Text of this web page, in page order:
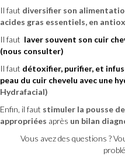
Il faut diversifier son
acides gras essentiels, en
Il faut laver souvent son cuir
(nous consulter)
Il faut détoxifier, purifier, et
peau du cuir chevelu avec une
Hydrafacial)
Enfin, il faut stimuler la pousse
appropriées après un bilan
Vous avez des questions ?